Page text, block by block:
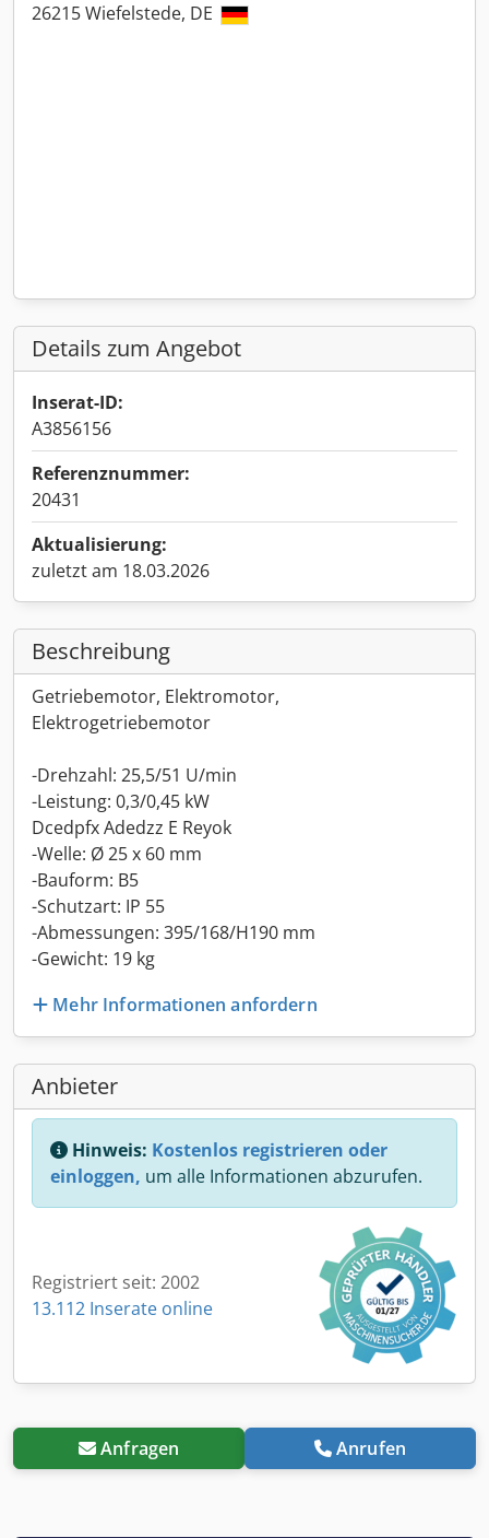
26215 Wiefelstede, DE
Details zum Angebot
Inserat-ID:
A3856156
Referenznummer:
20431
Aktualisierung:
zuletzt am 18.03.2026
Beschreibung
Getriebemotor, Elektromotor,
Elektrogetriebemotor
-Drehzahl: 25,5/51 U/min
-Leistung: 0,3/0,45 kW
Dcedpfx Adedzz E Reyok
-Welle: Ø 25 x 60 mm
-Bauform: B5
-Schutzart: IP 55
-Abmessungen: 395/168/H190 mm
-Gewicht: 19 kg
Mehr Informationen anfordern
Anbieter
Hinweis: Kostenlos registrieren oder
einloggen, um alle Informationen abzurufen.
Registriert seit: 2002
13.112 Inserate online
Anfragen Anrufen